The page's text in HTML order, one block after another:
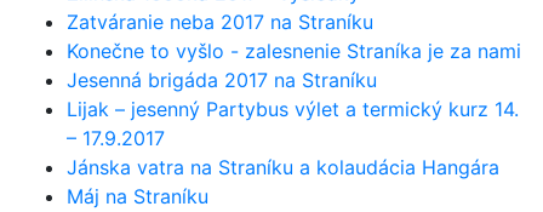
Zatváranie neba 2017 na Straníku
Konečne to vyšlo - zalesnenie Straníka je za nami
Jesenná brigáda 2017 na Straníku
Lijak – jesenný Partybus výlet a termický kurz 14.
– 17.9.2017
Jánska vatra na Straníku a kolaudácia Hangára
Máj na Straníku